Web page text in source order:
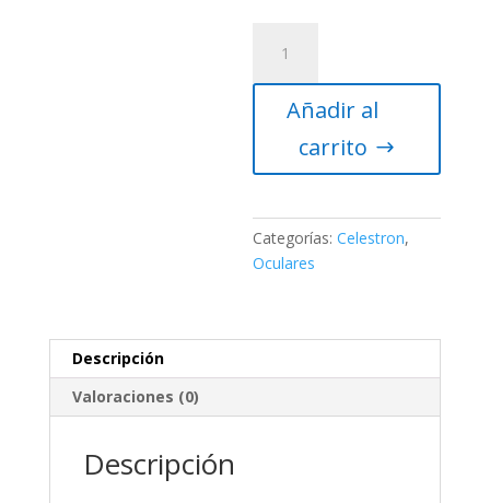
Luminos
10
cantidad
Añadir al
carrito
Categorías:Celestron,
Oculares
Descripción
Valoraciones (0)
Descripción